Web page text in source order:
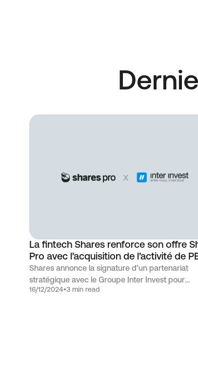
La fintech Shares renforce son offre
Pro avec l’acquisition de l’activité de
compte-titres du Groupe Inter Invest
Shares annonce la signature d’un partenariat
stratégique avec le Groupe Inter Invest pour
l’acquisition de son activité de PER Bancaire qui
16/12/2024•3 min read